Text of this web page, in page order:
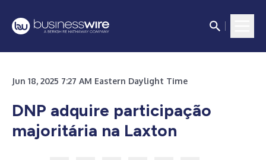
Jun 18, 2025 7:27 AM Eastern Daylight Time
DNP adquire participação
majoritária na Laxton